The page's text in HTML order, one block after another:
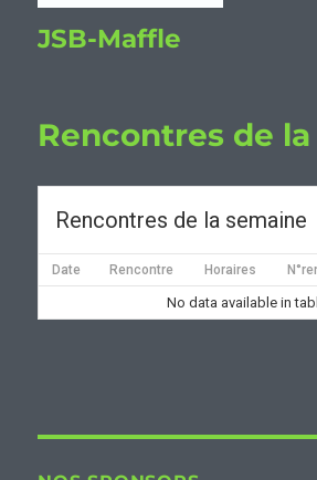
JSB-Maffle
Rencontres de
Rencontres de la semaine
Date Rencontre Horaires
No data available in